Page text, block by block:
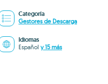
Categoría
Gestores de Descarga
Idiomas
Español y 15 más